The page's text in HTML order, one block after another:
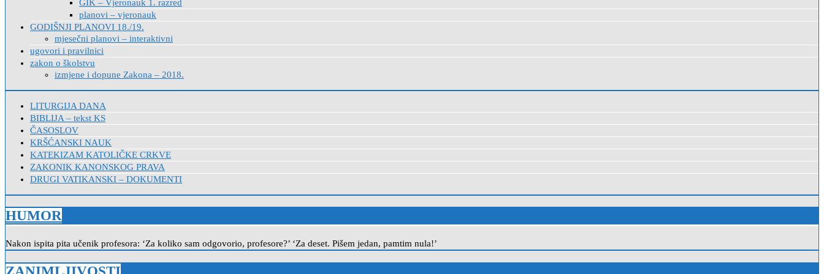
GIK – Vjeronauk 1. razred
planovi – vjeronauk
GODIŠNJI PLANOVI 18./19.
mjesečni planovi – interaktivni
ugovori i pravilnici
zakon o školstvu
izmjene i dopune Zakona – 2018.
LITURGIJA DANA
BIBLIJA – tekst KS
ČASOSLOV
KRŠĆANSKI NAUK
KATEKIZAM KATOLIČKE CRKVE
ZAKONIK KANONSKOG PRAVA
DRUGI VATIKANSKI – DOKUMENTI
HUMOR
Nakon ispita pita učenik profesora: ‘Za koliko sam odgovorio, profesore?’ ‘Za deset. Pišem jedan, pamtim nula!’